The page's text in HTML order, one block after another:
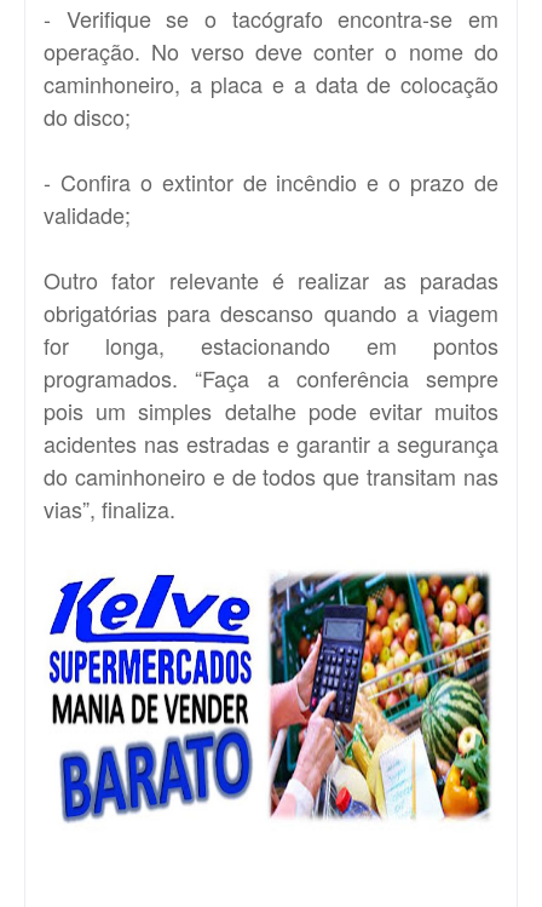
- Verifique se o tacógrafo encontra-se em
operação. No verso deve conter o nome do
caminhoneiro, a placa e a data de colocação
do disco;
- Confira o extintor de incêndio e o prazo de
validade;
Outro fator relevante é realizar as paradas
obrigatórias para descanso quando a viagem
for longa, estacionando em pontos
programados. “Faça a conferência sempre
pois um simples detalhe pode evitar muitos
acidentes nas estradas e garantir a segurança
do caminhoneiro e de todos que transitam nas
vias”, finaliza.